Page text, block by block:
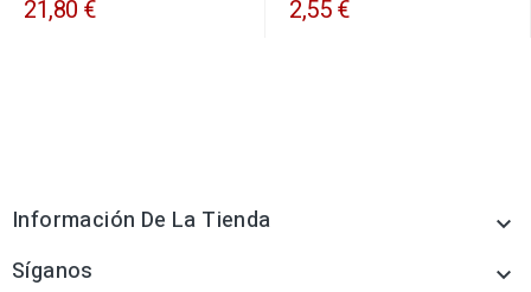
21,80 € 2,55 €
Información De La Tienda 
Síganos 